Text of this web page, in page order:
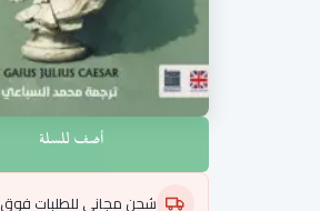
أضف للسلة
شحن مجاني للطلبات فوق 800 ج.م